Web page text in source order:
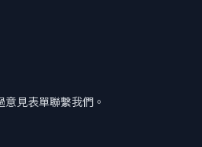
見表單聯繫我們。